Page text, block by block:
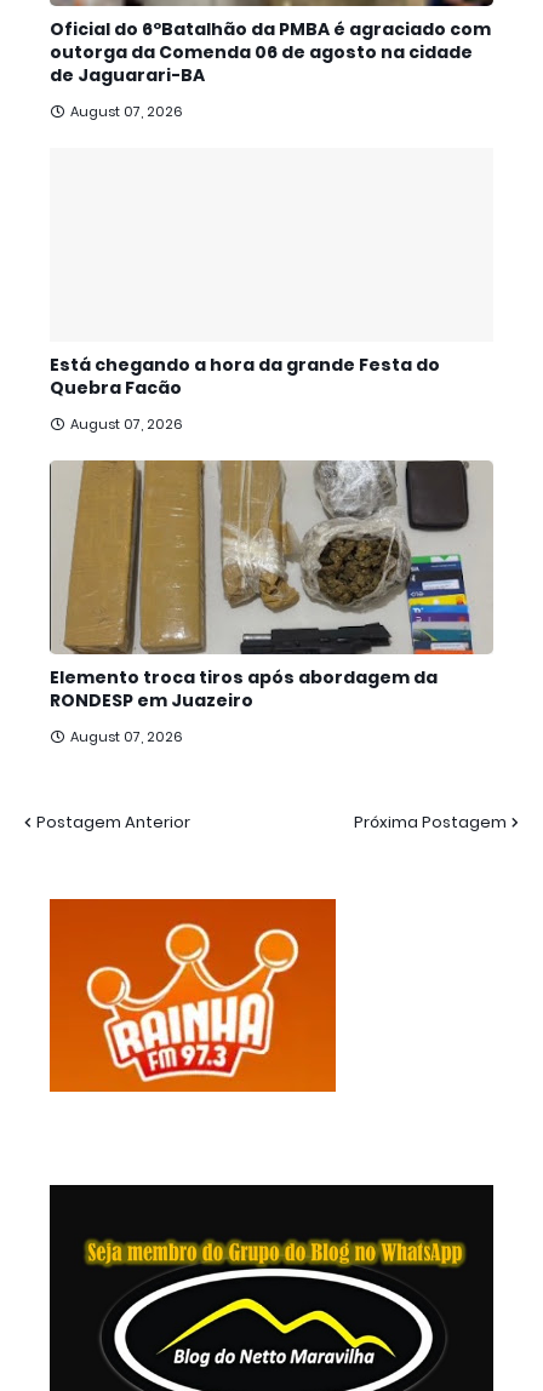
Oficial do 6ºBatalhão da PMBA é agraciado com
outorga da Comenda 06 de agosto na cidade
de Jaguarari-BA
August 07, 2026
Está chegando a hora da grande Festa do
Quebra Facão
August 07, 2026
Elemento troca tiros após abordagem da
RONDESP em Juazeiro
August 07, 2026
Postagem Anterior Próxima Postagem